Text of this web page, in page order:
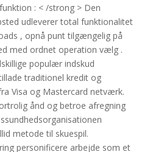
: < /strong > Den
udleverer total funktionalitet
, opnå punt tilgængelig på
med ordnet operation vælg .
populær indskud
traditionel kredit og
Visa og Mastercard netværk.
ånd og betroe afregning
metode til skuespil.
personificere arbejde som et